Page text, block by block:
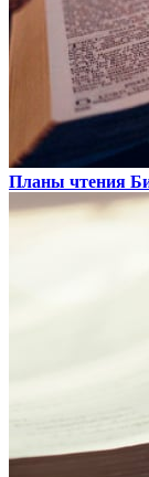
Планы чтения